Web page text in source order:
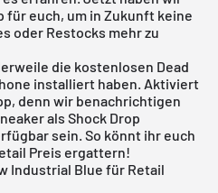
für euch, um in Zukunft keine
oder Restocks mehr zu
die kostenlosen Dead
installiert haben. Aktiviert
denn wir benachrichtigen
als Shock Drop
sein. So könnt ihr euch
Preis ergattern!
Industrial Blue für Retail